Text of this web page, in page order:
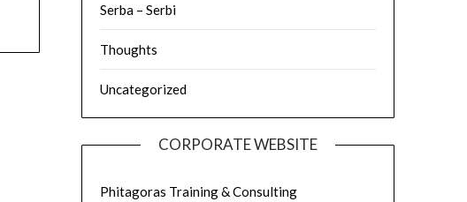
Serba – Serbi
Thoughts
Uncategorized
CORPORATE WEBSITE
Phitagoras Training & Consulting